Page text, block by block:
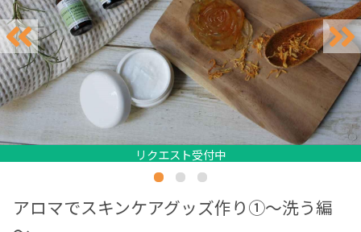
リクエスト受付中
リクエスト受付中
リクエスト受付中
リクエスト受付中
アロマでスキンケアグッズ作り①～洗う編